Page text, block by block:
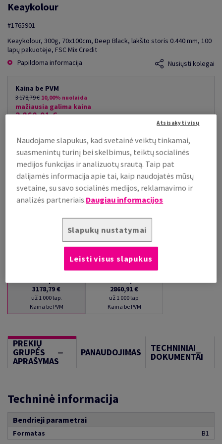
Keaykolour
#1765901
Keaykolour, 300g, 70x100cm, Deep Black, lakšto storis 0.440 mm, 100
lapų pakuotėje, FSC Mix Credit
Papildoma informacija
Nusiųsti kolegai
Kaina be PVM
3 178,79 € 10,00% nuolaida
mažiausia galima kaina
2 860,91 €
(210 kg )
PALAIKOMA SANDĖLYJE
Kiekių palyginimas
lap.
−
3178,79 €
už 1 000 lap.
Kaina be PVM
2860,91 €
už 1 000 lap.
Kaina be PVM
PREKIŲ
GRUPĖS
APRAŠYMAS
PANAUDOJIMAS TECHNINIAI
DOKUMENTAI
Techninė informacija
Bendrieji parametrai
Formatas B1
Naudojame slapukus, kad svetainė veiktų tinkamai,
suasmenintų turinį bei skelbimus, teiktų socialinės
medijos funkcijas ir analizuotų srautą. Taip pat
dalijamės informacija apie tai, kaip naudojatės mūsų
svetaine, su savo socialinės medijos, reklamavimo ir
analizės partneriais.Daugiau informacijos
Slapukų nustatymai
Atsisakyti visų
Leisti visus slapukus